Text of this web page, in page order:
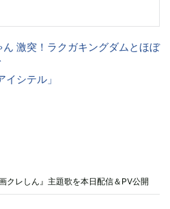
ん 激突！ラクガキングダムとほぼ
シテル」
クレしん』主題歌を本日配信＆PV公開 『